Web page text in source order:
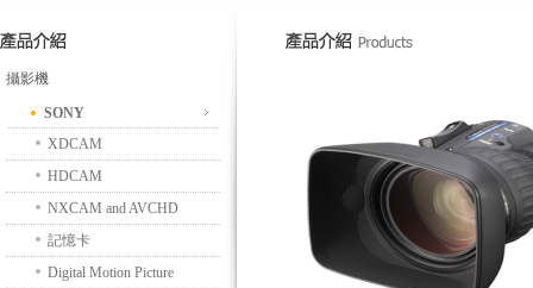
攝影機
SONY
XDCAM
HDCAM
NXCAM and AVCHD
記憶卡
Digital Motion Picture